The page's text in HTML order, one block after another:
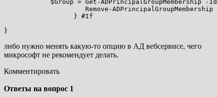
$Group = Get-ADPrincipalGroupMembership -
Remove-
                  } #If
}
либо нужно менять какую-то опцию в АД вебсервисе, чего
микрософт не рекомендует делать.
Комментировать
Ответы на вопрос 1